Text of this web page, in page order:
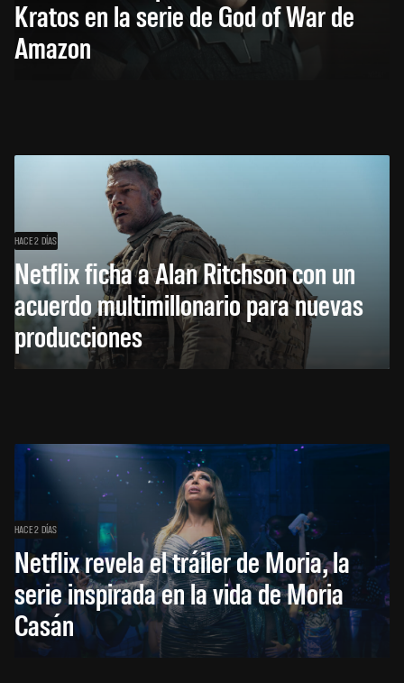
Kratos en la serie de God of War de
Amazon
HACE 2 DÍAS
Netflix ficha a Alan Ritchson con un
acuerdo multimillonario para nuevas
producciones
HACE 2 DÍAS
Netflix revela el tráiler de Moria, la
serie inspirada en la vida de Moria
Casán